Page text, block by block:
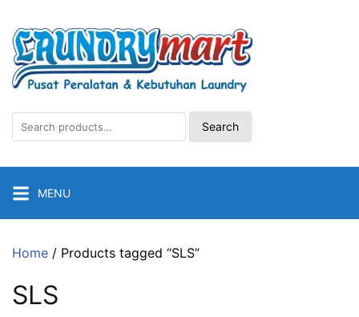
content
Search
for:
Search
MENU
Home / Products tagged “SLS”
SLS